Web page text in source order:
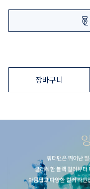
장바구니